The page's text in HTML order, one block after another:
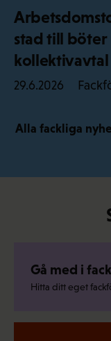
stad till
kollektivavtal
29.6.2026
Alla fackliga
Gå med i
Hitta ditt eget